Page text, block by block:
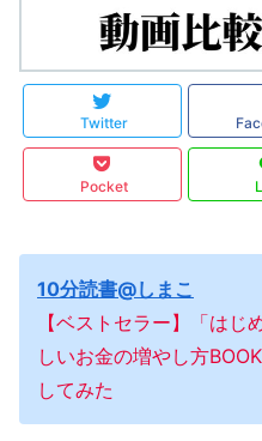
Twitter
Pocket
10分読書@しまこ
【ベストセラー】「は
しいお金の増やし方
してみた